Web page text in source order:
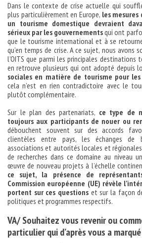
Dans le contexte de crise actuelle qui
plus particulièrement en Europe, les
un tourisme domestique devraient
sérieux par les gouvernementsqui ont
que le tourisme international et à se
qu’en temps de crise. A ce sujet, nous avons
l’OITS que parmi les principales destinations
en retrouve plusieurs qui ont adopté depuis
sociales en matière de tourisme pour
cela n’est en rien contradictoire avec le
plutôt complémentaire.
Sur le plan des partenariats, ce type de
toujours aux participants de nouer ou
débouchent souvent sur des accords
clientèles entre pays, les échanges de
associations et autorités locales et
de recherches dans ce domaine au niveau
œuvre de nouveau projets à l’échelle
ce sujet, la présence de
Commission européenne (UE) révèle
portent sur ces questions et sur la façon
politiques et programmes respectifs.
VA/ Souhaitez vous revenir ou
particulier qui d’après vous a